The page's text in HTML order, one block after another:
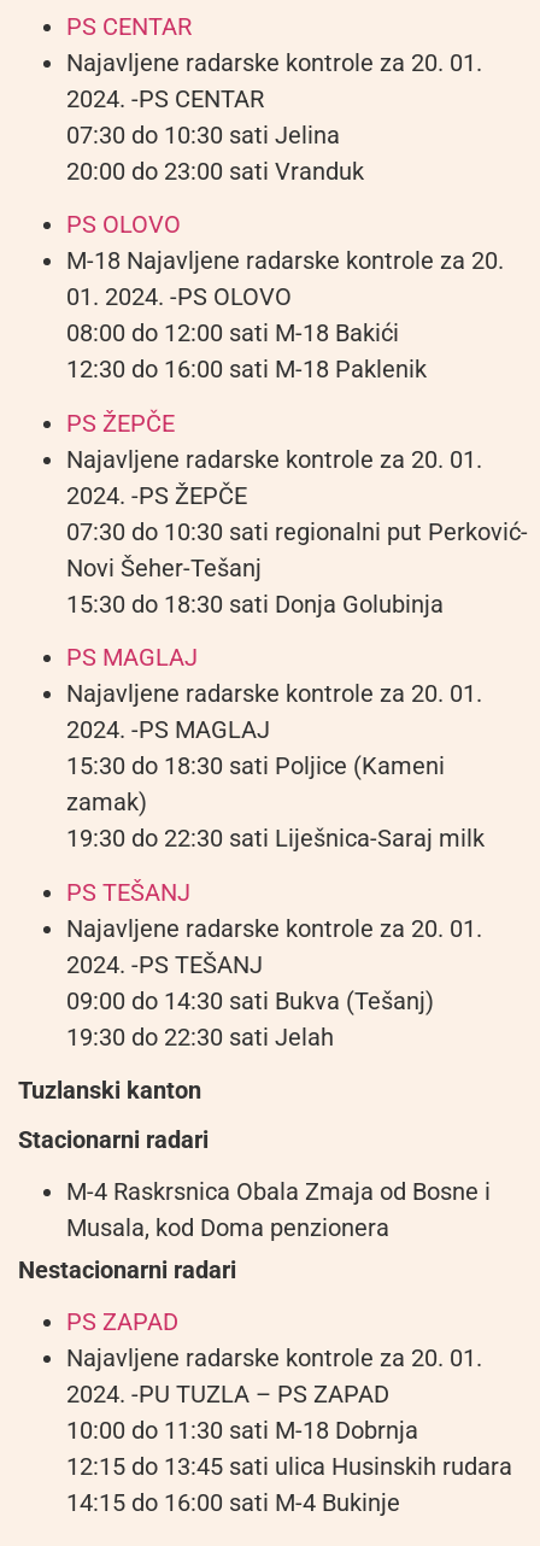
PS CENTAR
Najavljene radarske kontrole za 20. 01.
2024. -PS CENTAR
07:30 do 10:30 sati Jelina
20:00 do 23:00 sati Vranduk
PS OLOVO
M-18 Najavljene radarske kontrole za 20.
01. 2024. -PS OLOVO
08:00 do 12:00 sati M-18 Bakići
12:30 do 16:00 sati M-18 Paklenik
PS ŽEPČE
Najavljene radarske kontrole za 20. 01.
2024. -PS ŽEPČE
07:30 do 10:30 sati regionalni put Perković-
Novi Šeher-Tešanj
15:30 do 18:30 sati Donja Golubinja
PS MAGLAJ
Najavljene radarske kontrole za 20. 01.
2024. -PS MAGLAJ
15:30 do 18:30 sati Poljice (Kameni
zamak)
19:30 do 22:30 sati Liješnica-Saraj milk
PS TEŠANJ
Najavljene radarske kontrole za 20. 01.
2024. -PS TEŠANJ
09:00 do 14:30 sati Bukva (Tešanj)
19:30 do 22:30 sati Jelah
Tuzlanski kanton
Stacionarni radari
M-4 Raskrsnica Obala Zmaja od Bosne i
Musala, kod Doma penzionera
Nestacionarni radari
PS ZAPAD
Najavljene radarske kontrole za 20. 01.
2024. -PU TUZLA – PS ZAPAD
10:00 do 11:30 sati M-18 Dobrnja
12:15 do 13:45 sati ulica Husinskih rudara
14:15 do 16:00 sati M-4 Bukinje